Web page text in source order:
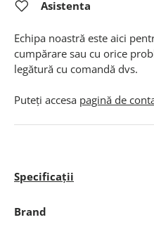
Asistenta
Echipa noastră este aici
cumpărare sau cu orice
legătură cu comandă dvs.
Puteți accesa pagină de
Specificații
Brand